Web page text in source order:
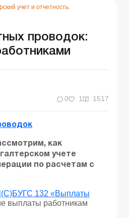
учет и отчетность.
проводок:
0 1 1517
как
учете
по расчетам с
132 «Выплаты
выплаты работникам